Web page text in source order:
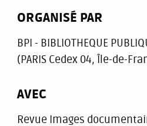
ORGANISÉ PAR
BPI - BIBLIOTHEQUE
(PARIS Cedex 04, Île-de-
AVEC
Revue Images